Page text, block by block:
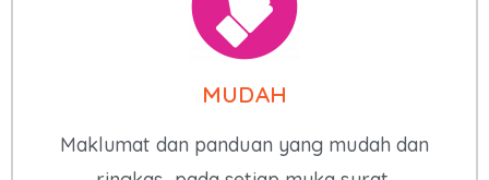
MUDAH
Maklumat dan panduan yang mudah dan